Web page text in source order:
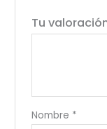
Tu
Nombre *